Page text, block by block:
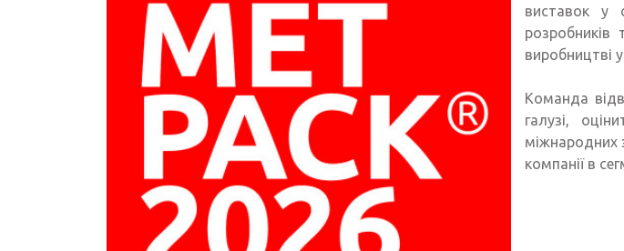
виставок у
розробників
виробництві
Команда
галузі,
міжнародних
компанії в